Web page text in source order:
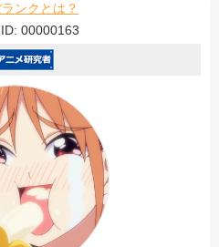
ンクとは？
00000163